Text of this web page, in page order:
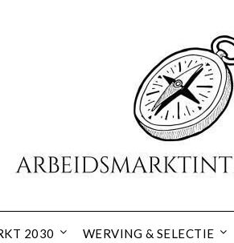
2030 WERVING & SELECTIE